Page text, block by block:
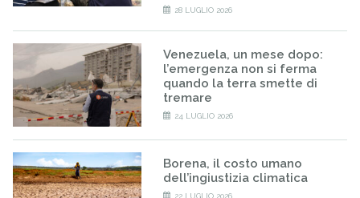
28 LUGLIO 2026
Venezuela, un mese dopo:
l’emergenza non si ferma
quando la terra smette di
tremare
24 LUGLIO 2026
Borena, il costo umano
dell’ingiustizia climatica
22 LUGLIO 2026